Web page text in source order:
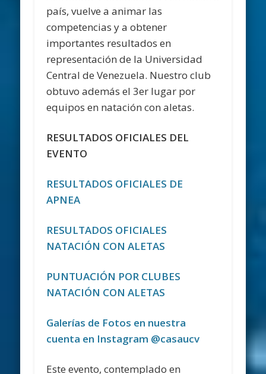
país, vuelve a animar las
competencias y a obtener
importantes resultados en
representación de la Universidad
Central de Venezuela. Nuestro club
obtuvo además el 3er lugar por
equipos en natación con aletas.
RESULTADOS OFICIALES DEL
EVENTO
RESULTADOS OFICIALES DE
APNEA
RESULTADOS OFICIALES
NATACIÓN CON ALETAS
PUNTUACIÓN POR CLUBES
NATACIÓN CON ALETAS
Galerías de Fotos en nuestra
cuenta en Instagram @casaucv
Este evento, contemplado en